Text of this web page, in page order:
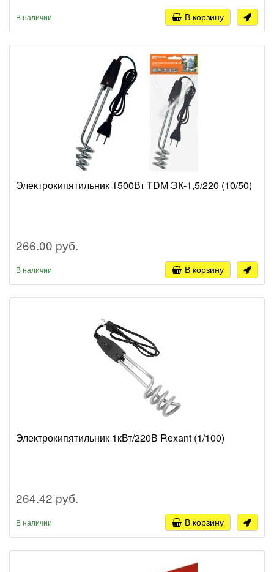
В наличии В корзину
Электрокипятильник 1500Вт TDM ЭК-1,5/220 (10/50)
266.00 руб.
В наличии В корзину
Электрокипятильник 1кВт/220В Rexant (1/100)
264.42 руб.
В наличии В корзину